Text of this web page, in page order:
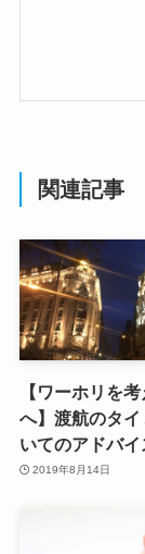
関連記事
【ワーホリを
へ】渡航のタ
いてのアドバ
2019年8月14日